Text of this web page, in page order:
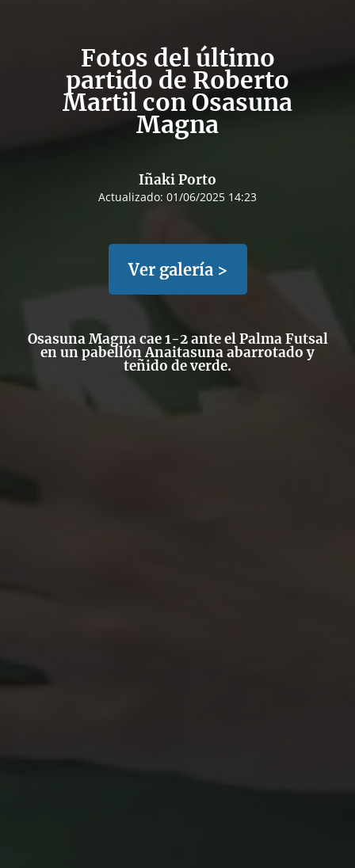
Fotos del último
partido de Roberto
Martil con Osasuna
Magna
Iñaki Porto
Actualizado: 01/06/2025 14:23
Ver galería >
Osasuna Magna cae 1-2 ante el Palma Futsal
en un pabellón Anaitasuna abarrotado y
teñido de verde.